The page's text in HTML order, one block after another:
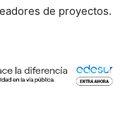
de proyectos.